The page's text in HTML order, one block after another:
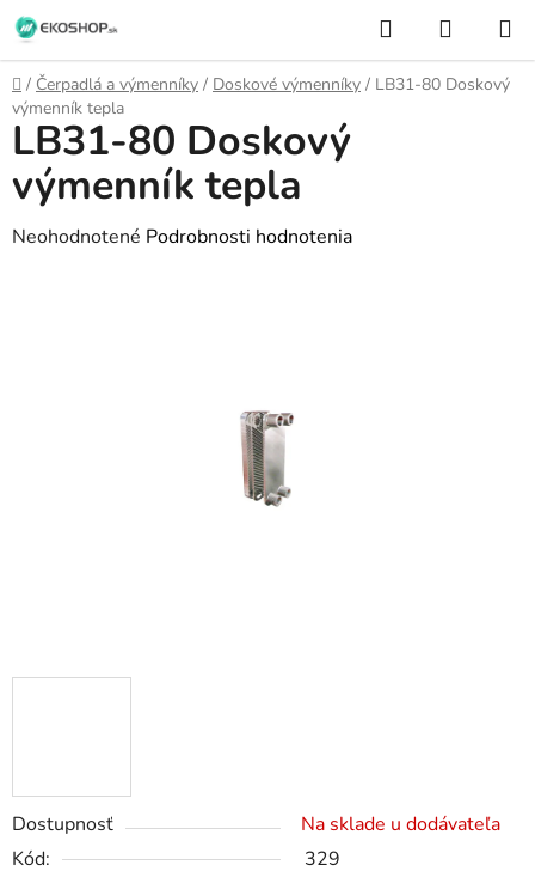
Prejsť
na
obsah
Hľadať
KOŠÍK
Domov
/ Čerpadlá a výmenníky / Doskové výmenníky / LB31-80 Doskový
výmenník tepla
Dostupnosť
Na sklade u dodávateľa
Kód:
329
LB31-80 Doskový
výmenník tepla
Priemerné
Neohodnotené Podrobnosti hodnotenia